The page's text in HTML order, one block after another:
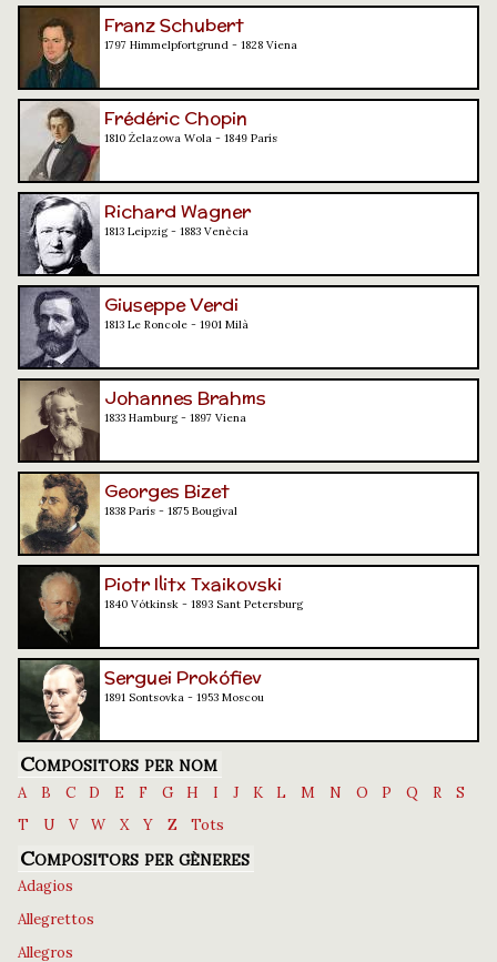
Franz Schubert
1797 Himmelpfortgrund - 1828 Viena
Frédéric Chopin
1810 Żelazowa Wola - 1849 París
Richard Wagner
1813 Leipzig - 1883 Venècia
Giuseppe Verdi
1813 Le Roncole - 1901 Milà
Johannes Brahms
1833 Hamburg - 1897 Viena
Georges Bizet
1838 París - 1875 Bougival
Piotr Ilitx Txaikovski
1840 Vótkinsk - 1893 Sant Petersburg
Serguei Prokófiev
1891 Sontsovka - 1953 Moscou
Compositors per nom
A B C D E F G H I J K L M N O P Q R
S
T
U V W X Y Z Tots
Compositors per gèneres
Adagios
Allegrettos
Allegros